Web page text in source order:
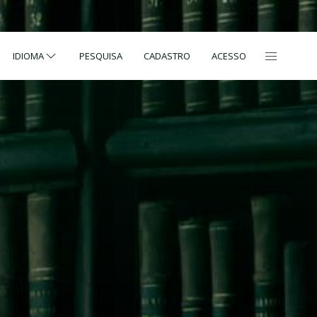
IDIOMA PESQUISA CADASTRO ACESSO